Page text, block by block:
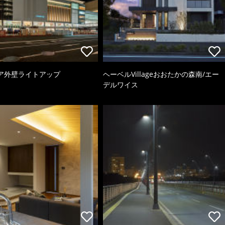
外壁ライトアップ
ヘーベルVillageおおたかの森南/エー
デルワイス